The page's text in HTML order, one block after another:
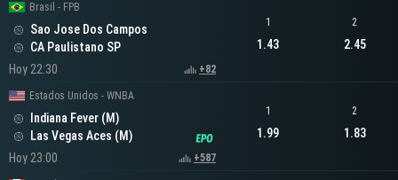
Brasil - FPB
Sao Jose Dos Campos
CA Paulistano SP
Hoy 22:30
+82
1
1.43
2
2.45
Estados Unidos - WNBA
Indiana Fever (M)
Las Vegas Aces (M)
Hoy 23:00
+587
1
1.99
2
1.83